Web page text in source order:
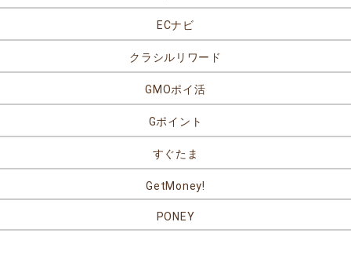
ECナビ
クラシルリワード
GMOポイ活
Gポイント
すぐたま
GetMoney!
PONEY